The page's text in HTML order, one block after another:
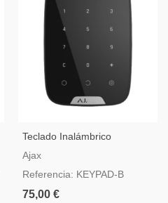
Teclado Inalámbrico
Bidireccional Negro Para
Ajax
Referencia: KEYPAD-B
75,00 €